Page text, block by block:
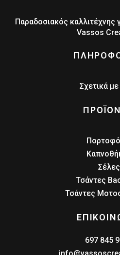
Παραδοσιακός καλλιτέχνης
Vassos
Σχετικά
Σέλες
Τσάντες
Τσάντες
697 845